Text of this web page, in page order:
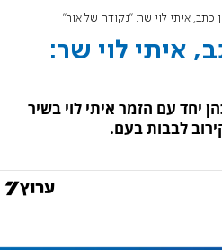
כתב, איתי לוי שר: "נקודה של אור"
איתי לוי שר:
יחד עם הזמר איתי לוי בשיר
לבבות בעם.